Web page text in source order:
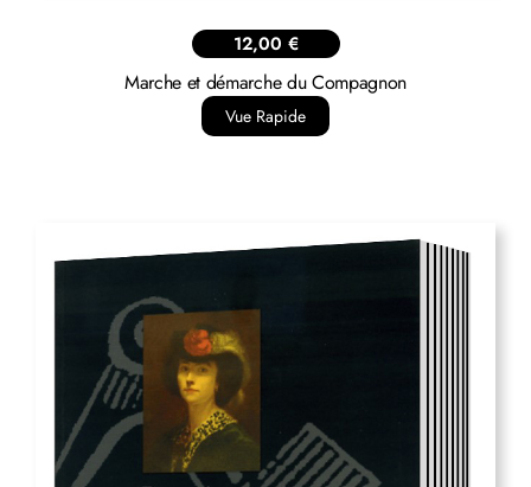
12,00 €
Marche et démarche du Compagnon
Vue Rapide